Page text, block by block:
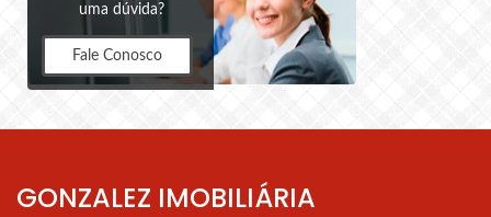
uma dúvida?
Fale Conosco
GONZALEZ IMOBILIÁRIA